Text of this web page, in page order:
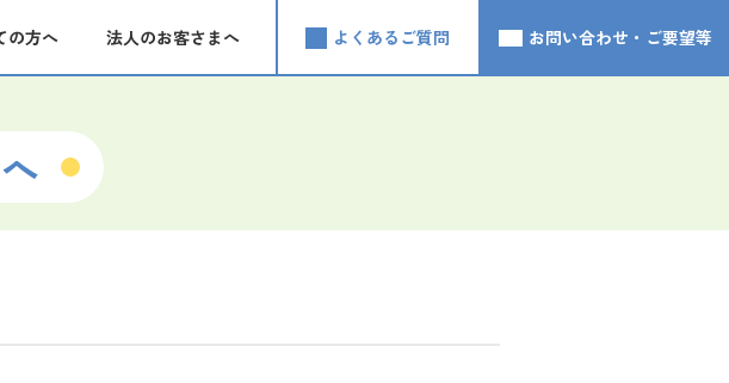
の方へ 法人のお客さまへ よくあるご質問 お問い合わせ・ご要望等